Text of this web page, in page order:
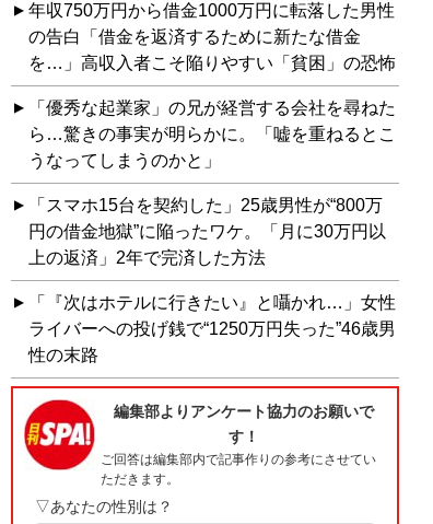
年収750万円から借金1000万円に転落した男性
の告白「借金を返済するために新たな借金
を…」高収入者こそ陥りやすい「貧困」の恐怖
「優秀な起業家」の兄が経営する会社を尋ねた
ら…驚きの事実が明らかに。「嘘を重ねるとこ
うなってしまうのかと」
「スマホ15台を契約した」25歳男性が“800万
円の借金地獄”に陥ったワケ。「月に30万円以
上の返済」2年で完済した方法
「『次はホテルに行きたい』と囁かれ…」女性
ライバーへの投げ銭で“1250万円失った”46歳男
性の末路